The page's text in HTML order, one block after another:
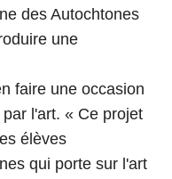
des Autochtones
une
faire une occasion
l'art. « Ce projet
élèves
qui porte sur l'art